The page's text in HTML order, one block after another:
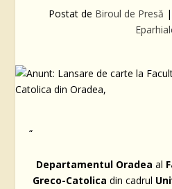
Postat de Biroul de Presă |
“
Departamentul Oradea al
Greco-Catolica din cadrul